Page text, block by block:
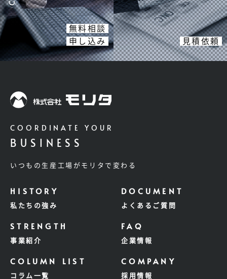
無料相談
申し込み
見積依頼
COORDINATE YOUR
BUSINESS
いつもの生産工場がモリタで変わる
私たちの強み
事業紹介
コラム一覧
よくあるご質問
企業情報
採用情報